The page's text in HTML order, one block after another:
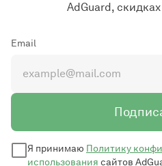
AdGuard,
Email
Я принимаю Политику
использования сайтов